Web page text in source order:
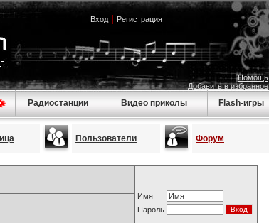
Вход| Регистрация
Помощь
Добавить в избранное
Радиостанции Видео приколы Flash-игры
Пользователи Форум
Имя
Пароль